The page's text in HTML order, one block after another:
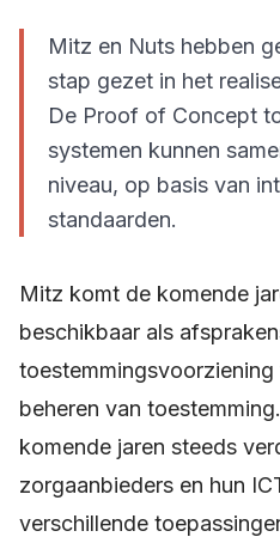
Mitz en Nuts hebben
stap gezet in het
De Proof of Concept
systemen kunnen
niveau, op basis van
standaarden.
Mitz komt de komende
beschikbaar als
beheren van
komende jaren steeds
zorgaanbieders en hun
verschillende